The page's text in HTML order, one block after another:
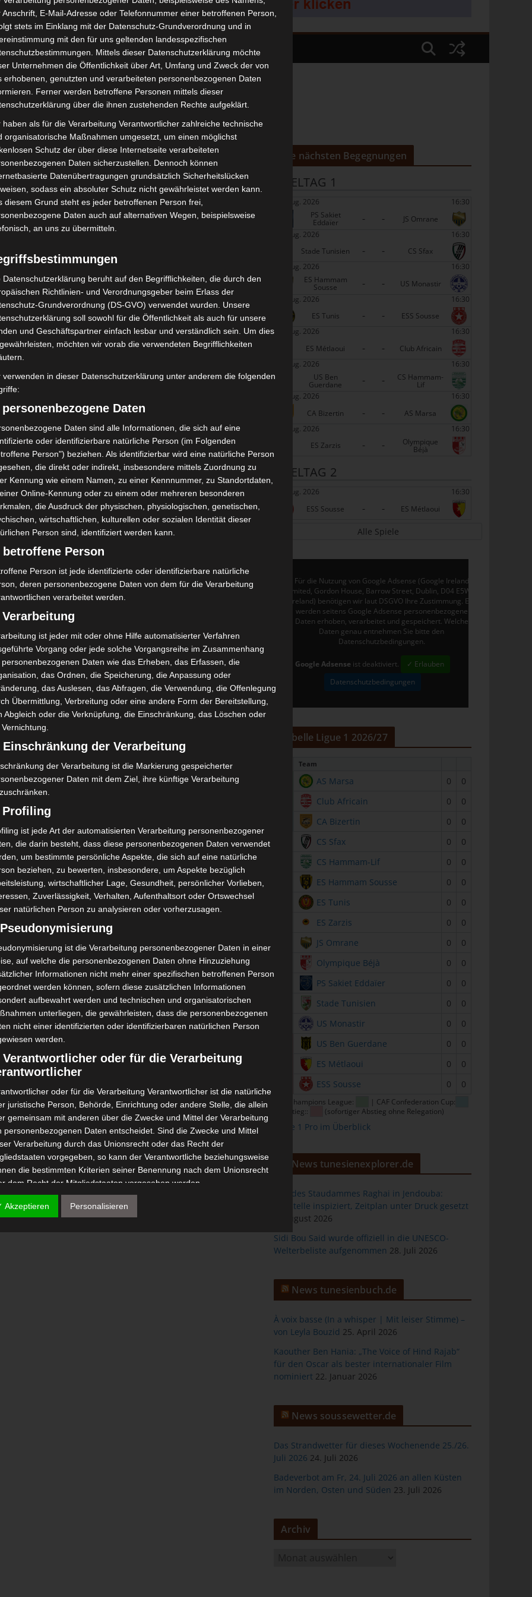
STADIEN IMPRESSUM
(ST) – Union Sportive de Ben Guerdane (USBG)
2021-14:00
2020/21
| Spieltag 10
Halbzeit: -
:0 Union Sportive de Ben
Guerdane (USBG)
Hédi-Enneifer Bardo
88'
87'
Union Sportive de Ben Guerdane (USBG)
18 D
M. Amine Hamrouni
11
D H. Mhamdi 84' 84'
2 D M. A. Mhadhbi 87'
18 M
M. Ben Tarcha
25
M
M. Guesmi
8
M
A. Brigui
6
S. Akremi
20
D A. Tlili
ERSATZSPIELER
14
D B. Sayyari
10 M K. Gharsellaoui
84' H. Mhamdi B. Sayyari
84'
87'
87'
Gelbe Karte
M. A. Mhadhbi
88'
Avenir Sportif de Rejiche (ASR) – Club Athlétique
Bizertin (CAB)
Die nächsten Begegnungen
SPIELTAG 1
22 Aug. 2026
16:30
PS Sakiet
Eddaïer - -
JS Omrane
22 Aug. 2026
16:30
Stade Tunisien
- -
CS Sfax
22 Aug. 2026
16:30
ES Hammam
Sousse - -
US Monastir
22 Aug. 2026
16:30
ES Tunis
- -
ESS Sousse
22 Aug. 2026
16:30
ES Métlaoui
- -
Club Africain
22 Aug. 2026
16:30
US Ben
Guerdane - - CS Hammam-
Lif
22 Aug. 2026
16:30
CA Bizertin
- -
AS Marsa
22 Aug. 2026
16:30
ES Zarzis
- - Olympique
Béjà
SPIELTAG 2
29 Aug. 2026
16:30
ESS Sousse
- - ES Métlaoui
Alle Spiele
Für die Nutzung von Google Adsense (Google Ireland
Limited, Gordon House, Barrow Street, Dublin, D04 E5W5,
Ireland) benötigen wir laut DSGVO Ihre Zustimmung. Es
werden seitens Google Adsense personenbezogene
Daten erhoben, verarbeitet und gespeichert. Welche
Daten genau entnehmen Sie bitte den
Datenschutzbedingungen.
Google Adsense ist deaktiviert.
✓ Erlauben
Datenschutzbedingungen
Tabelle Ligue 1 2026/27
Team
AS Marsa 0
0
Club Africain 0
0
CA Bizertin 0
0
CS Sfax 0
0
CS Hammam-Lif 0
0
ES Hammam Sousse 0
0
ES Tunis 0
0
ES Zarzis 0
0
JS Omrane 0
0
Olympique Béjà 0
0
PS Sakiet Eddaïer 0
0
Stade Tunisien 0
0
US Monastir 0
0
US Ben Guerdane 0
0
ES Métlaoui 0
0
ESS Sousse 0 0
CAF Champions League:
| CAF Confederation Cup:
| Abstieg::
(sofortiger Abstieg ohne Relegation)
Ligue 1 Pro im Überblick
News tunesienexplorer.de
Bau des Staudammes Raghai in Jendouba:
Baustelle inspiziert, Zeitplan unter Druck gesetzt
2. August 2026
Sidi Bou Said wurde offiziell in die UNESCO-
Welterbeliste aufgenommen 28. Juli 2026
News tunesienbuch.de
À voix basse (In a whisper | Mit leiser Stimme) –
von Leyla Bouzid 25. April 2026
Kaouther Ben Hania: „The Voice of Hind Rajab“
für den Oscar als bester internationaler Film
nominiert 22. Januar 2026
News soussewetter.de
Das Strandwetter für dieses Wochenende 25./26.
Juli 2026 24. Juli 2026
Badeverbot am Fr, 24. Juli 2026 an allen Küsten
im Norden, Osten und Süden 23. Juli 2026
Archiv
Anschrift, E-Mail-Adresse oder Telefonnummer einer betroffenen Person,
stets im Einklang mit der Datenschutz-Grundverordnung und in
mit den für uns geltenden landesspezifischen
Mittels dieser Datenschutzerklärung möchte
Unternehmen die Öffentlichkeit über Art, Umfang und Zweck der von
erhobenen, genutzten und verarbeiteten personenbezogenen Daten
Ferner werden betroffene Personen mittels dieser
über die ihnen zustehenden Rechte aufgeklärt.
haben als für die Verarbeitung Verantwortlicher zahlreiche technische
organisatorische Maßnahmen umgesetzt, um einen möglichst
Schutz der über diese Internetseite verarbeiteten
Daten sicherzustellen. Dennoch können
Datenübertragungen grundsätzlich Sicherheitslücken
sodass ein absoluter Schutz nicht gewährleistet werden kann.
diesem Grund steht es jeder betroffenen Person frei,
Daten auch auf alternativen Wegen, beispielsweise
an uns zu übermitteln.
Datenschutzerklärung beruht auf den Begrifflichkeiten, die durch den
Richtlinien- und Verordnungsgeber beim Erlass der
Grundverordnung (DS-GVO) verwendet wurden. Unsere
soll sowohl für die Öffentlichkeit als auch für unsere
und Geschäftspartner einfach lesbar und verständlich sein. Um dies
möchten wir vorab die verwendeten Begrifflichkeiten
verwenden in dieser Datenschutzerklärung unter anderem die folgenden
personenbezogene Daten
Daten sind alle Informationen, die sich auf eine
oder identifizierbare natürliche Person (im Folgenden
Person") beziehen. Als identifizierbar wird eine natürliche Person
die direkt oder indirekt, insbesondere mittels Zuordnung zu
Kennung wie einem Namen, zu einer Kennnummer, zu Standortdaten,
Online-Kennung oder zu einem oder mehreren besonderen
die Ausdruck der physischen, physiologischen, genetischen,
wirtschaftlichen, kulturellen oder sozialen Identität dieser
Person sind, identifiziert werden kann.
betroffene Person
Person ist jede identifizierte oder identifizierbare natürliche
deren personenbezogene Daten von dem für die Verarbeitung
verarbeitet werden.
ist jeder mit oder ohne Hilfe automatisierter Verfahren
Vorgang oder jede solche Vorgangsreihe im Zusammenhang
personenbezogenen Daten wie das Erheben, das Erfassen, die
das Ordnen, die Speicherung, die Anpassung oder
das Auslesen, das Abfragen, die Verwendung, die Offenlegung
Übermittlung, Verbreitung oder eine andere Form der Bereitstellung,
Abgleich oder die Verknüpfung, die Einschränkung, das Löschen oder
Einschränkung der Verarbeitung
der Verarbeitung ist die Markierung gespeicherter
Daten mit dem Ziel, ihre künftige Verarbeitung
Profiling
ist jede Art der automatisierten Verarbeitung personenbezogener
die darin besteht, dass diese personenbezogenen Daten verwendet
um bestimmte persönliche Aspekte, die sich auf eine natürliche
beziehen, zu bewerten, insbesondere, um Aspekte bezüglich
wirtschaftlicher Lage, Gesundheit, persönlicher Vorlieben,
Zuverlässigkeit, Verhalten, Aufenthaltsort oder Ortswechsel
natürlichen Person zu analysieren oder vorherzusagen.
ist die Verarbeitung personenbezogener Daten in einer
auf welche die personenbezogenen Daten ohne Hinzuziehung
Informationen nicht mehr einer spezifischen betroffenen Person
werden können, sofern diese zusätzlichen Informationen
aufbewahrt werden und technischen und organisatorischen
unterliegen, die gewährleisten, dass die personenbezogenen
nicht einer identifizierten oder identifizierbaren natürlichen Person
werden.
Verantwortlicher oder für die Verarbeitung
oder für die Verarbeitung Verantwortlicher ist die natürliche
juristische Person, Behörde, Einrichtung oder andere Stelle, die allein
gemeinsam mit anderen über die Zwecke und Mittel der Verarbeitung
personenbezogenen Daten entscheidet. Sind die Zwecke und Mittel
Verarbeitung durch das Unionsrecht oder das Recht der
vorgegeben, so kann der Verantwortliche beziehungsweise
die bestimmten Kriterien seiner Benennung nach dem Unionsrecht
dem Recht der Mitgliedstaaten vorgesehen werden.
Auftragsverarbeiter
oder andere Stelle, die personenbezogene Daten im Auftrag des
ist jede von der betroffenen Person freiwillig für den bestimmten
Akzeptieren Personalisieren